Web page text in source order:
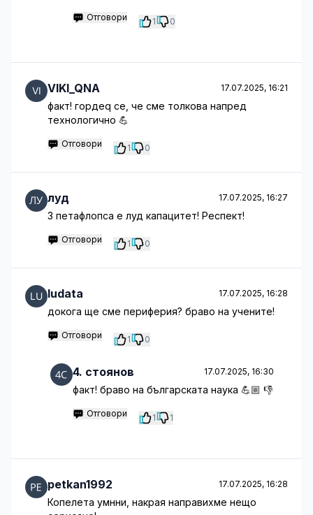
Отговори 1 0
VIKI_QNA 17.07.2025, 16:21
факт! гордеq се, че сме толкова напред
технологично 💪
Отговори 1 0
луд 17.07.2025, 16:27
3 петафлопса е луд капацитет! Респект!
Отговори 1 0
ludata 17.07.2025, 16:28
докога ще сме периферия? браво на учените!
Отговори 1 0
4. стоянов 17.07.2025, 16:30
факт! браво на българската наука 💪🏼 👎
Отговори 1 1
petkan1992 17.07.2025, 16:28
Копелета умнни, накрая направихме нещо